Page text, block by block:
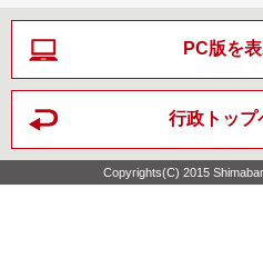
PC版を
行政トップ
Copyrights(C) 2015